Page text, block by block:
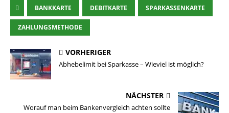
BANKKARTE DEBITKARTE SPARKASSENKARTE
ZAHLUNGSMETHODE
VORHERIGER
Abhebelimit bei Sparkasse – Wieviel ist möglich?
NÄCHSTER
Worauf man beim Bankenvergleich achten sollte